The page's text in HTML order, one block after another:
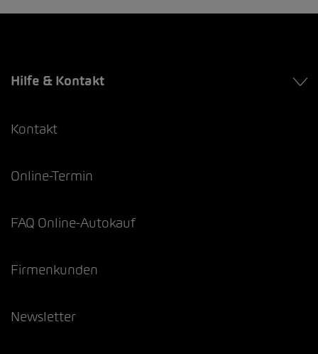
Hilfe & Kontakt
Kontakt
Online-Termin
FAQ Online-Autokauf
Firmenkunden
Newsletter